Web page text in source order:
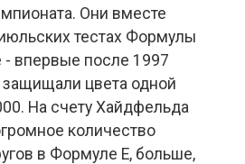
Они вместе
тестах Формулы
- впервые после 1997
защищали цвета одной
На счету Хайдфельда
количество
в Формуле Е, больше,